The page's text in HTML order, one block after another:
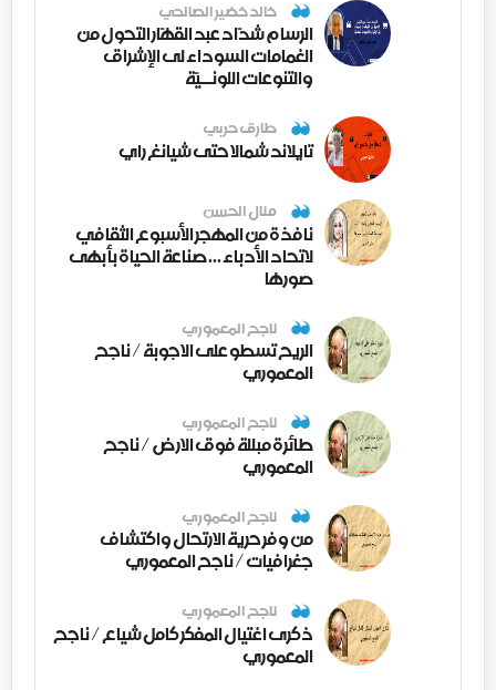
خالد خضير الصالحي
الرسام شدّاد عبد القهّار التحول من
الغمامات السوداء لى الإشراق
والتنوعات اللونــيّة
طارق حربي
تايلاند شمالا حتى شيانغ راي
منال الحسن
نافذة من المهجر الأسبوع الثقافي
لاتحاد الأدباء ... صناعة الحياة بأبهى
صورها
ناجح المعموري
الريح تسطو على الاجوبة / ناجح
المعموري
ناجح المعموري
طائرة مبللة فوق الارض / ناجح
المعموري
ناجح المعموري
من وفر حرية الارتحال واكتشاف
جغرافيات / ناجح المعموري
ناجح المعموري
ذكرى اغتيال المفكر كامل شياع / ناجح
المعموري